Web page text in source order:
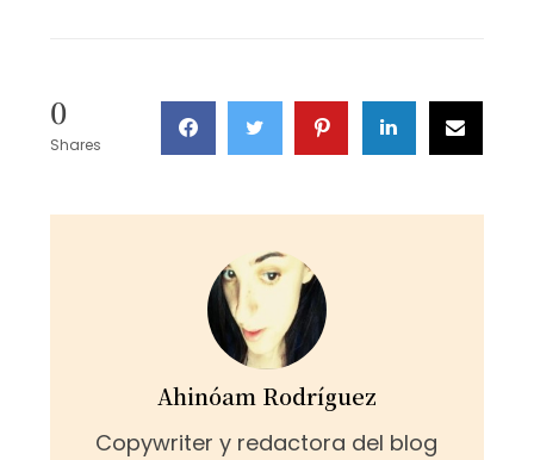
0
Shares
Ahinóam Rodríguez
Copywriter y redactora del blog